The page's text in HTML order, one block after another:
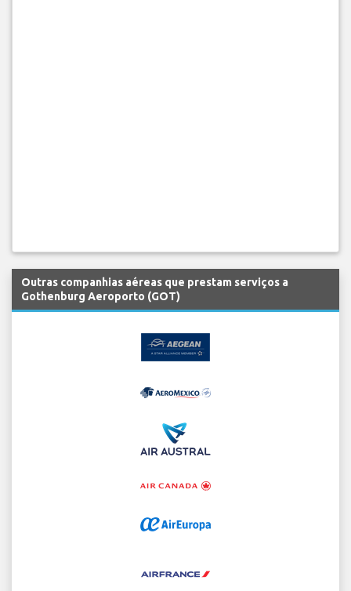
Outras companhias aéreas que prestam serviços a
Gothenburg Aeroporto (GOT)